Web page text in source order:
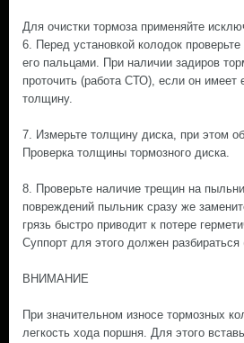
Для очистки тормоза применяйте
6. Перед установкой колодок
его пальцами. При наличии задиров
проточить (работа СТО), если он имеет
толщину.
7. Измерьте толщину диска, при этом
Проверка толщины тормозного диска.
8. Проверьте наличие трещин на
повреждений пыльник сразу же
грязь быстро приводит к потере
Суппорт для этого должен
ВНИМАНИЕ
При значительном износе тормозных
легкость хода поршня. Для этого